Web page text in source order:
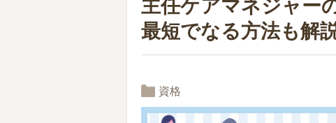
主任ケアマネジャー
最短でなる方法も解
資格